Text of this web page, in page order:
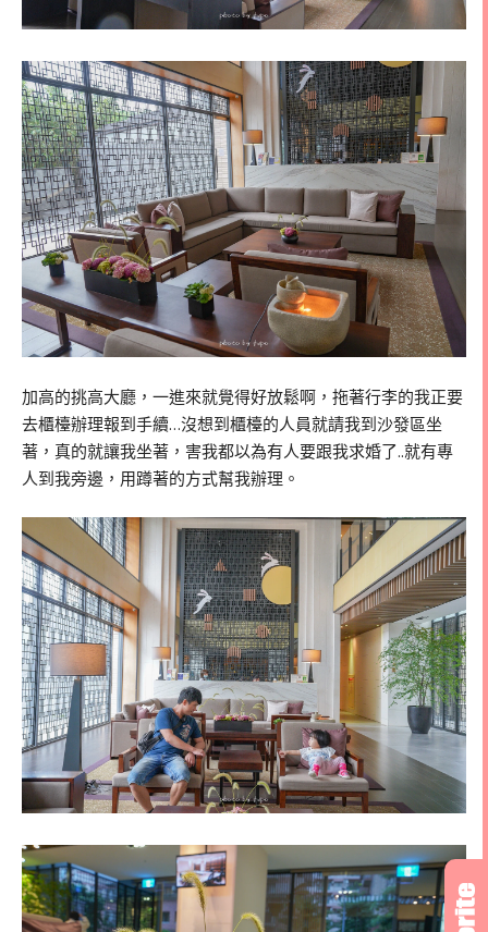
加高的挑高大廳，一進來就覺得好放鬆啊，拖著行李的我正要
去櫃檯辦理報到手續…沒想到櫃檯的人員就請我到沙發區坐
著，真的就讓我坐著，害我都以為有人要跟我求婚了..就有專
人到我旁邊，用蹲著的方式幫我辦理。